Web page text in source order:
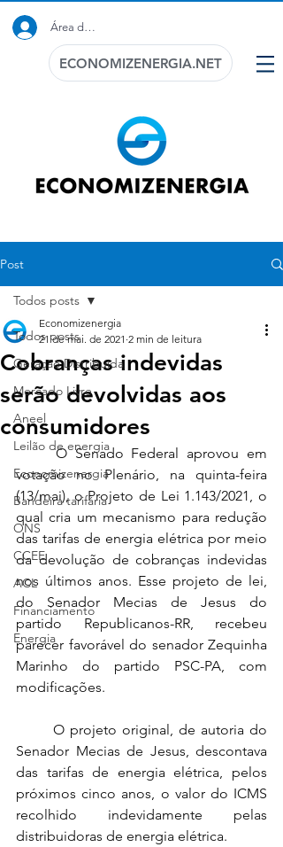
Área do Cliente
ECONOMIZENERGIA.NET
Post
Todos posts
Geração Distribuida
Mercado Livre
Aneel
Leilão de energia
Economizenergia
Bandeira tarifária
ONS
CCEE
ACL
Financiamento
Energia
Todos posts
Cobranças indevidas
serão devolvidas aos
consumidores
Economizenergia
21 de mai. de 2021 2 min de leitura
	O Senado Federal aprovou em
votação no Plenário, na quinta-feira
(13/mai), o Projeto de Lei 1.143/2021, o
qual cria um mecanismo para redução
das tarifas de energia elétrica por meio
da devolução de cobranças indevidas
nos últimos anos. Esse projeto de lei,
do Senador Mecias de Jesus do
partido Republicanos-RR, recebeu
parecer favorável do senador Zequinha
Marinho do partido PSC-PA, com
modificações.
Senador Mecias de Jesus, descontava
das tarifas de energia elétrica, pelos
próximos cinco anos, o valor do ICMS
recolhido indevidamente pelas
distribuidoras de energia elétrica.